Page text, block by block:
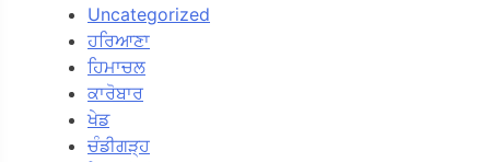
Uncategorized
ਹਰਿਆਣਾ
ਹਿਮਾਚਲ
ਕਾਰੋਬਾਰ
ਖੇਡ
ਚੰਡੀਗੜ੍ਹ